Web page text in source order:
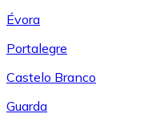
Évora
Portalegre
Castelo Branco
Guarda